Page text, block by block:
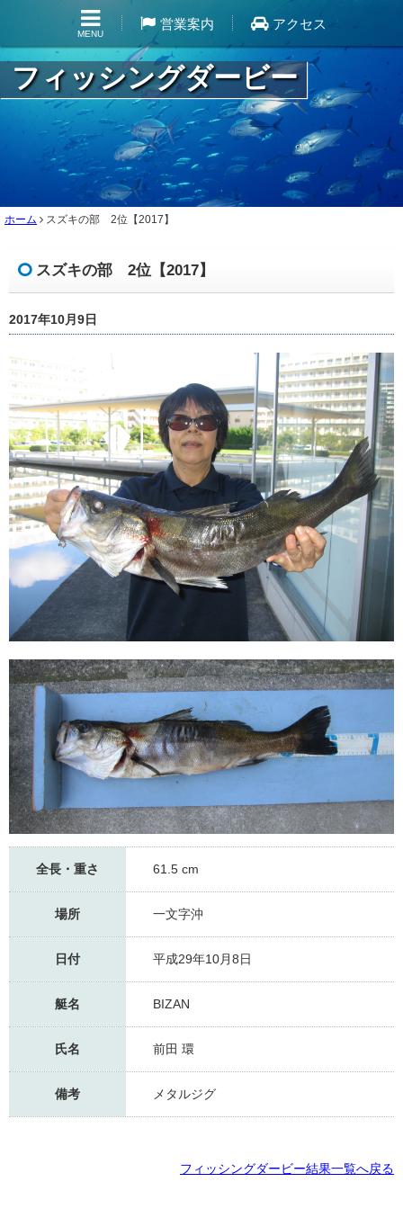
MENU
営業案内 アクセス
フィッシングダービー
ホーム スズキの部 2位【2017】
スズキの部 2位【2017】
2017年10月9日
全長・重さ 61.5 cm
場所 一文字沖
日付 平成29年10月8日
艇名 BIZAN
氏名 前田 環
備考 メタルジグ
フィッシングダービー結果一覧へ戻る